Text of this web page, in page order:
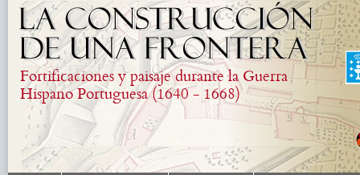
Skip to main content
Fortificaciones y paisaje durante la Guerra
Hispano Portuguesa (1640 - 1668)